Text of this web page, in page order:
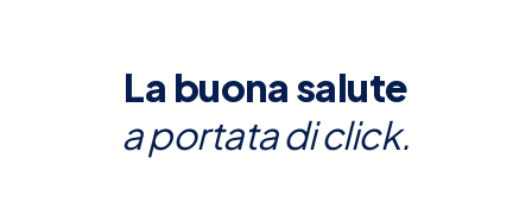
La buona salute
a portata di click.